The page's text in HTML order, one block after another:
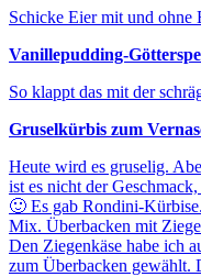
Schicke Eier mit und ohne
Vanillepudding-
So klappt das mit der
Gruselkürbis zum
Heute wird es gruselig.
ist es nicht der
🙂 Es gab Rondini-
Mix. Überbacken mit
Den Ziegenkäse habe ich
zum Überbacken